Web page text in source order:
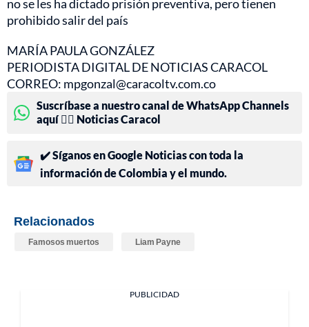
no se les ha dictado prisión preventiva, pero tienen
prohibido salir del país
MARÍA PAULA GONZÁLEZ
PERIODISTA DIGITAL DE NOTICIAS CARACOL
CORREO: mpgonzal@caracoltv.com.co
Suscríbase a nuestro canal de WhatsApp Channels
aquí 👉🏻 Noticias Caracol
✔️ Síganos en Google Noticias con toda la
información de Colombia y el mundo.
Relacionados
Famosos muertos Liam Payne
PUBLICIDAD